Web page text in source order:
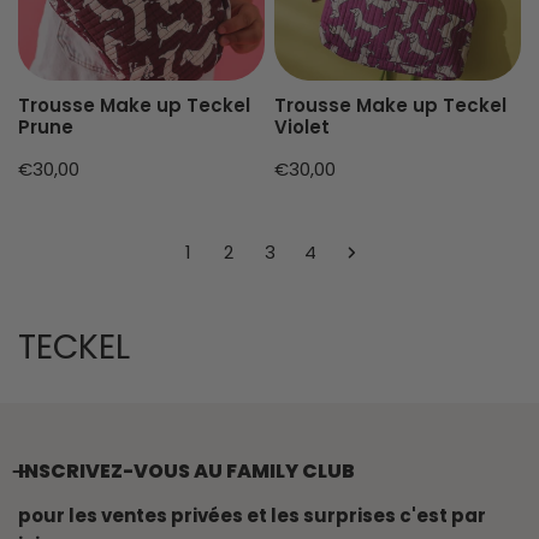
Trousse Make up Teckel
Prune
Prix
€30,00
Trousse Make up Teckel
Violet
Prix
€30,00
1 2 3 4
L
E
C
TECKEL
INSCRIVEZ-VOUS AU FAMILY CLUB
pour les ventes privées et les surprises c'est par